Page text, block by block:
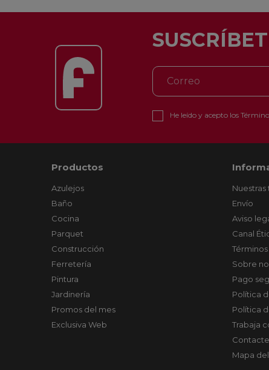
He leído y acepto los
Productos
Azulejos
Baño
Cocina
Parquet
Construcción
Ferretería
Pintura
Jardinería
Promos del mes
Exclusiva Web
Nuestras
Envío
Aviso
Canal
Sobre
Pago
Política
Política
Trabaja
Mapa